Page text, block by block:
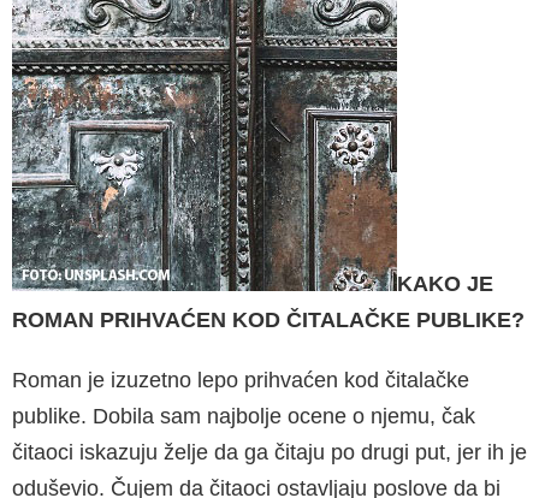
KAKO JE
ROMAN PRIHVAĆEN KOD ČITALAČKE PUBLIKE?
Roman je izuzetno lepo prihvaćen kod čitalačke
publike. Dobila sam najbolje ocene o njemu, čak
čitaoci iskazuju želje da ga čitaju po drugi put, jer ih je
oduševio. Čujem da čitaoci ostavljaju poslo­ve da bi